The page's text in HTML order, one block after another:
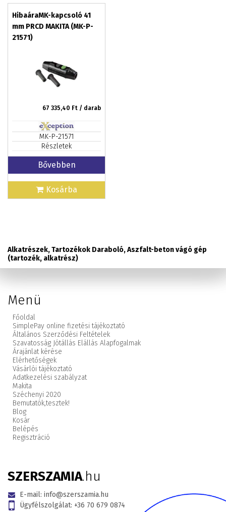
HibaáraMK-kapcsoló 41
mm PRCD MAKITA (MK-P-
21571)
67 335,40 Ft / darab
MK-P-21571
Részletek
Bővebben
Kosárba
Alkatrészek, Tartozékok Daraboló, Aszfalt-beton vágó gép
(tartozék, alkatrész)
Menü
Főoldal
SimplePay online fizetési tájékoztató
Általános Szerződési Feltételek
Szavatosság Jótállás Elállás Alapfogalmak
Árajánlat kérése
Elérhetőségek
Vásárlói tájékoztató
Adatkezelési szabályzat
Makita
Széchenyi 2020
Bemutatók,tesztek!
Blog
Kosár
Belépés
Regisztráció
SZERSZAMIA.hu
E-mail: info@szerszamia.hu
Ügyfélszolgálat: +36 70 679 0874